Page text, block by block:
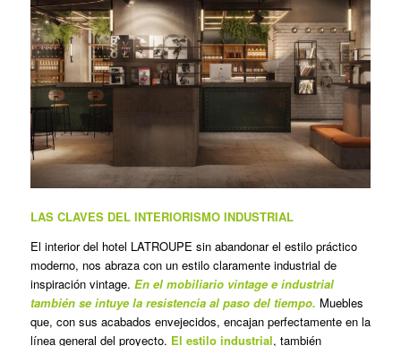
LAS CLAVES DEL INTERIORISMO INDUSTRIAL
El interior del hotel LATROUPE sin abandonar el estilo práctico
moderno, nos abraza con un estilo claramente industrial de
inspiración vintage. En el mobiliario vintage e industrial
también se intuye la resistencia al paso del tiempo. Muebles
que, con sus acabados envejecidos, encajan perfectamente en la
línea general del proyecto. El estilo industrial, también